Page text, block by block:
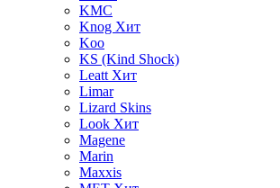
KMC
Knog Хит
Koo
KS (Kind Shock)
Leatt Хит
Limar
Lizard Skins
Look Хит
Magene
Marin
Maxxis